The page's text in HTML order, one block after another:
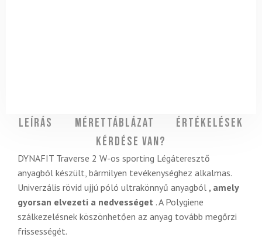
Leírás Mérettáblázat
Értékelések
Kérdése van?
DYNAFIT Traverse 2 W-os sporting Légáteresztő
anyagból készült, bármilyen tevékenységhez alkalmas.
Univerzális rövid ujjú póló ultrakönnyű anyagból , amely
gyorsan elvezeti a nedvességet . A Polygiene
szálkezelésnek köszönhetően az anyag tovább megőrzi
frissességét.